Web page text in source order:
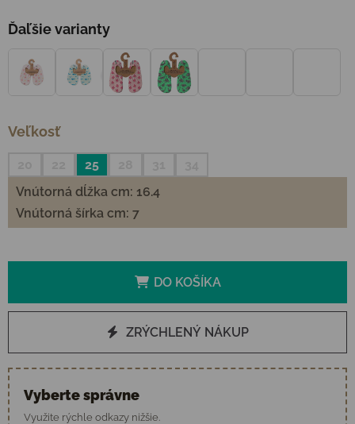
Ďaľšie varianty
Veľkosť
25
Vnútorná dĺžka cm: 16.4
Vnútorná šírka cm: 7
DO KOŠÍKA
ZRÝCHLENÝ NÁKUP
Vyberte správne
Využite rýchle odkazy nižšie.